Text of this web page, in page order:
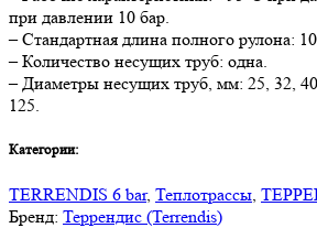
при давлении 10 бар.
– Стандартная длина полного рулона:
– Количество несущих труб: одна.
– Диаметры несущих труб, мм: 25, 32,
125.
Категории:
TERRENDIS 6 bar, Теплотрассы
Бренд: Террендис (Terrendis)